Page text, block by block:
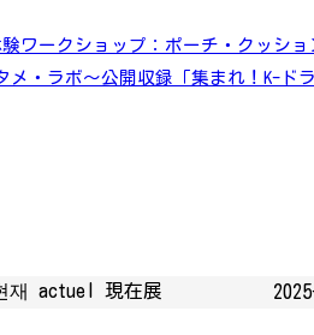
験ワークショップ：ポーチ・クッショ
メ・ラボ～公開収録「集まれ！K-ド
재 actuel 現在展